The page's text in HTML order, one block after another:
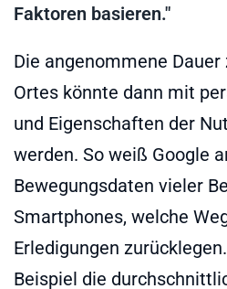
Faktoren basieren."
Die angenommene
Ortes könnte dann mit
und Eigenschaften der
werden. So weiß Google
Bewegungsdaten vieler
Smartphones, welche
Erledigungen
Beispiel die